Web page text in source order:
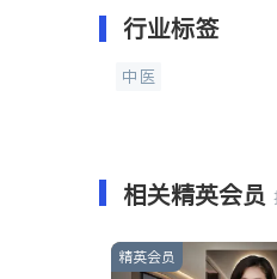
行业标签
中医
相关精英会员
精英会员